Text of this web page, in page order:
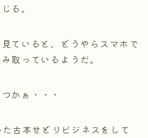
る。
ていると、どうやらスマホで
取っているようだ。
かぁ・・・
古本せどりビジネスをして